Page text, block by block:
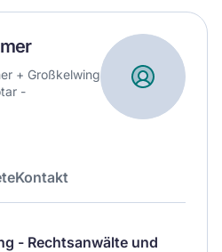
+ Großkelwing
-
Kontakt
- Rechtsanwälte und